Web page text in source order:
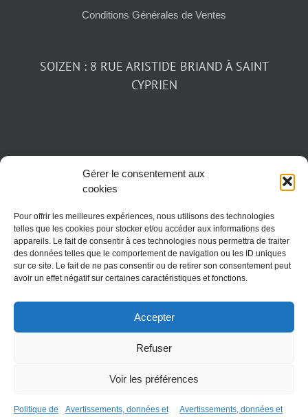
Gérer le consentement aux
cookies
Pour offrir les meilleures expériences, nous utilisons des technologies
telles que les cookies pour stocker et/ou accéder aux informations des
appareils. Le fait de consentir à ces technologies nous permettra de traiter
des données telles que le comportement de navigation ou les ID uniques
sur ce site. Le fait de ne pas consentir ou de retirer son consentement peut
avoir un effet négatif sur certaines caractéristiques et fonctions.
Accepter
Refuser
Voir les préférences
Politique de Avertissements, données et Avertissements, données et
Conditions Générales de Ventes
SOIZEN : 8 RUE ARISTIDE BRIAND À SAINT
CYPRIEN
CONTACT